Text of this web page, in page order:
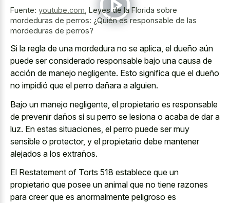
Fuente: youtube.com Leyes de la Florida sobre
mordeduras de perros: ¿Quién es responsable de las
mordeduras de perros?
Si la regla de una mordedura no se aplica, el dueño aún
puede ser considerado responsable bajo una causa de
acción de manejo negligente. Esto significa que el dueño
no impidió que el perro dañara a alguien.
Bajo un manejo negligente, el propietario es responsable
de prevenir daños si su perro se lesiona o acaba de dar a
luz. En estas situaciones, el perro puede ser muy
sensible o protector, y el propietario debe mantener
alejados a los extraños.
El Restatement of Torts 518 establece que un
propietario que posee un animal que no tiene razones
para creer que es anormalmente peligroso es